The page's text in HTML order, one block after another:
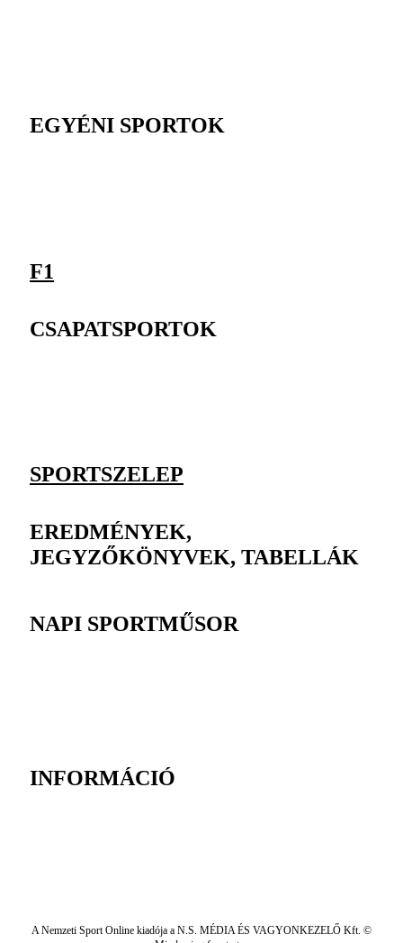
EGYÉNI SPORTOK
F1
CSAPATSPORTOK
SPORTSZELEP
EREDMÉNYEK,
JEGYZŐKÖNYVEK, TABELLÁK
NAPI SPORTMŰSOR
INFORMÁCIÓ
A Nemzeti Sport Online kiadója a N.S. MÉDIA ÉS VAGYONKEZELŐ Kft. ©